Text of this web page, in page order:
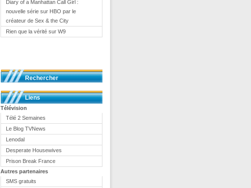
Diary of a Manhattan Call Girl :
nouvelle série sur HBO par le
créateur de Sex & the City
Rien que la vérité sur W9
Rechercher
Liens
Télévision
Télé 2 Semaines
Le Blog TVNews
Lenodal
Desperate Housewives
Prison Break France
Autres partenaires
SMS gratuits